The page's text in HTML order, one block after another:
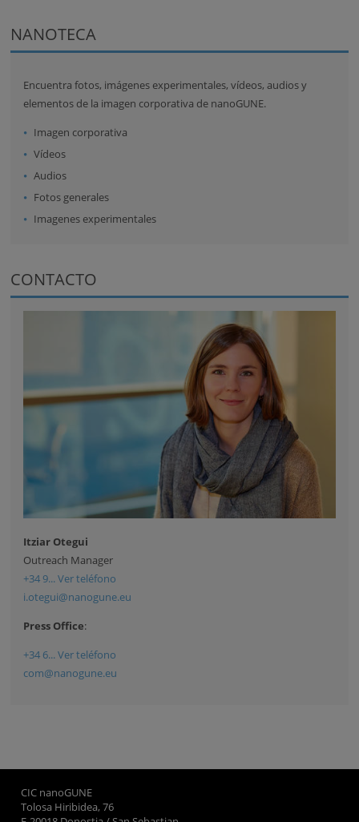
NANOTECA
Encuentra fotos, imágenes experimentales, vídeos, audios y
elementos de la imagen corporativa de nanoGUNE.
Imagen corporativa
Vídeos
Audios
Fotos generales
Imagenes experimentales
CONTACTO
Itziar Otegui
Outreach Manager
+34 9... Ver teléfono
i.otegui@nanogune.eu
Press Office:
+34 6... Ver teléfono
com@nanogune.eu
CIC nanoGUNE
Tolosa Hiribidea, 76